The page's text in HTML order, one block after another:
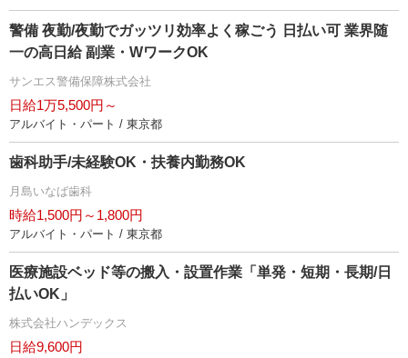
警備 夜勤/夜勤でガッツリ効率よく稼ごう 日払い可 業界随
一の高日給 副業・WワークOK
サンエス警備保障株式会社
日給1万5,500円～
アルバイト・パート / 東京都
歯科助手/未経験OK・扶養内勤務OK
月島いなば歯科
時給1,500円～1,800円
アルバイト・パート / 東京都
医療施設ベッド等の搬入・設置作業「単発・短期・長期/日
払いOK」
株式会社ハンデックス
日給9,600円